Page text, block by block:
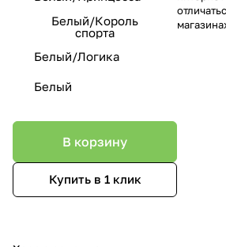
Белый/Король
спорта
Белый/Логика
Белый
В корзину
Купить в 1 клик